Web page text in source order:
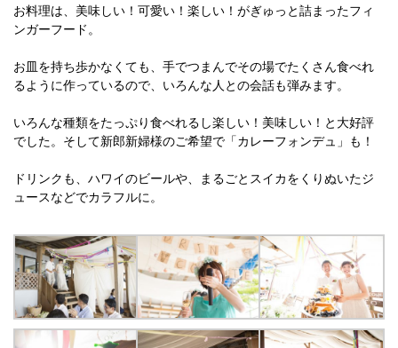
お料理は、美味しい！可愛い！楽しい！がぎゅっと詰まったフィ
ンガーフード。
お皿を持ち歩かなくても、手でつまんでその場でたくさん食べれ
るように作っているので、いろんな人との会話も弾みます。
いろんな種類をたっぷり食べれるし楽しい！美味しい！と大好評
でした。そして新郎新婦様のご希望で「カレーフォンデュ」も！
ドリンクも、ハワイのビールや、まるごとスイカをくりぬいたジ
ュースなどでカラフルに。